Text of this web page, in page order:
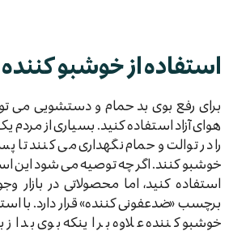
استفاده از خوشبو
برای رفع بوی بد حمام و دستشویی می
هوای آزاد استفاده کنید. بسیاری از
را در توالت و حمام نگهداری می کنند تا
خوشبو کنند. اگر چه توصیه می شود این
استفاده کنید، اما محصولاتی در بازار
برچسب «ضدعفونی کننده» قرار دارد. با
خوشبو کننده علاوه بر اینکه بوی بد